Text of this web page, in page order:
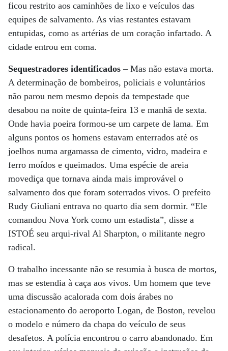
ficou restrito aos caminhões de lixo e veículos das
equipes de salvamento. As vias restantes estavam
entupidas, como as artérias de um coração infartado. A
cidade entrou em coma.
Sequestradores identificados – Mas não estava morta.
A determinação de bombeiros, policiais e voluntários
não parou nem mesmo depois da tempestade que
desabou na noite de quinta-feira 13 e manhã de sexta.
Onde havia poeira formou-se um carpete de lama. Em
alguns pontos os homens estavam enterrados até os
joelhos numa argamassa de cimento, vidro, madeira e
ferro moídos e queimados. Uma espécie de areia
movediça que tornava ainda mais improvável o
salvamento dos que foram soterrados vivos. O prefeito
Rudy Giuliani entrava no quarto dia sem dormir. “Ele
comandou Nova York como um estadista”, disse a
ISTOÉ seu arqui-rival Al Sharpton, o militante negro
radical.
O trabalho incessante não se resumia à busca de mortos,
mas se estendia à caça aos vivos. Um homem que teve
uma discussão acalorada com dois árabes no
estacionamento do aeroporto Logan, de Boston, revelou
o modelo e número da chapa do veículo de seus
desafetos. A polícia encontrou o carro abandonado. Em